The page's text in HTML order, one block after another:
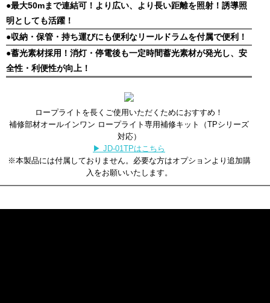
●最大50mまで連結可！より広い、より長い距離を照射！誘導照
明としても活躍！
●収納・保管・持ち運びにも便利なリールドラムを付属で便利！
●蓄光素材採用！消灯・停電後も一定時間蓄光素材が発光し、安
全性・利便性が向上！
ロープライトを長くご使用いただくためにおすすめ！
補修部材オールインワン ロープライト専用補修キット（TPシリーズ
対応）
▶ JD-01TPはこちら
※本製品には付属しておりません。必要な方はオプションより追加購
入をお願いいたします。